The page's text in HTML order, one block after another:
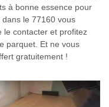
à bonne essence pour
dans le 77160 vous
le contacter et profitez
parquet. Et ne vous
gratuitement !